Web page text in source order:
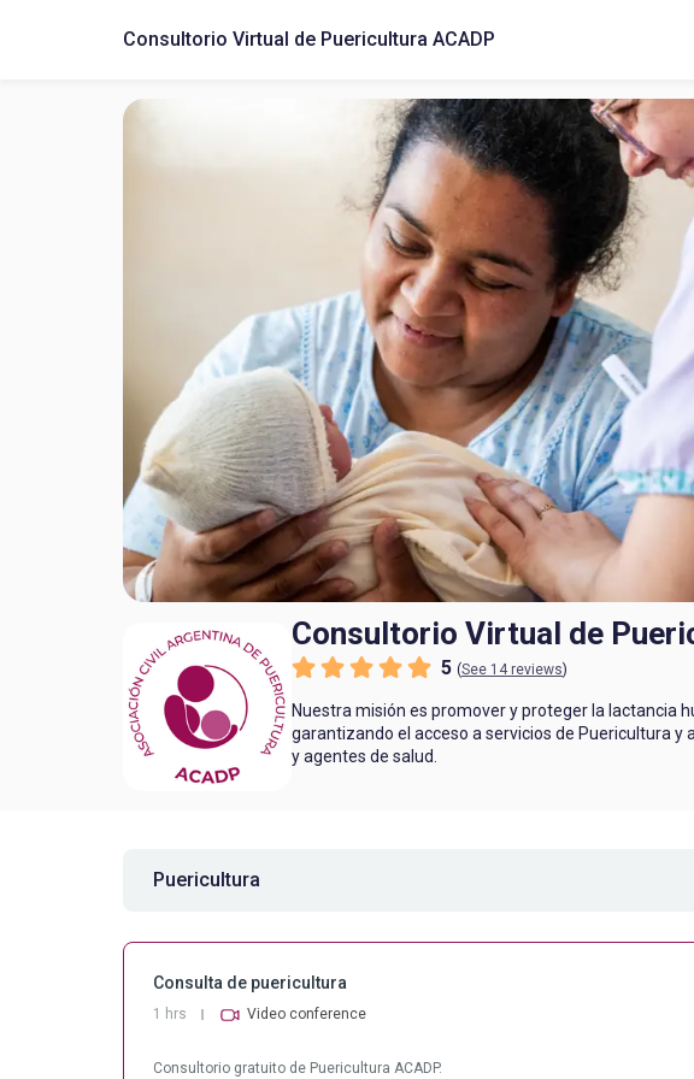
Consultorio Virtual de Puericultura ACADP
Consultorio Virtual de
5 (See 14 reviews)
Nuestra misión es promover y proteger la lactancia
garantizando el acceso a servicios de Puericultura
y agentes de salud.
Puericultura
Consulta de puericultura
1 hrs Video conference
Consultorio gratuito de Puericultura ACADP.